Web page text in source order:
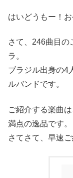
はいどうもー！お
さて、246曲目の
ラ。
ブラジル出身の4
ルバンドです。
ご紹介する楽曲
満点の逸品です。
さてさて、早速